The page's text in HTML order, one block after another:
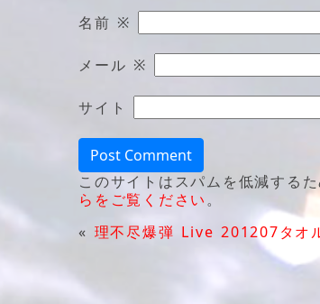
名前 ※
メール ※
サイト
このサイトはスパムを低減する
らをご覧ください。
« 理不尽爆弾 Live 201207タ